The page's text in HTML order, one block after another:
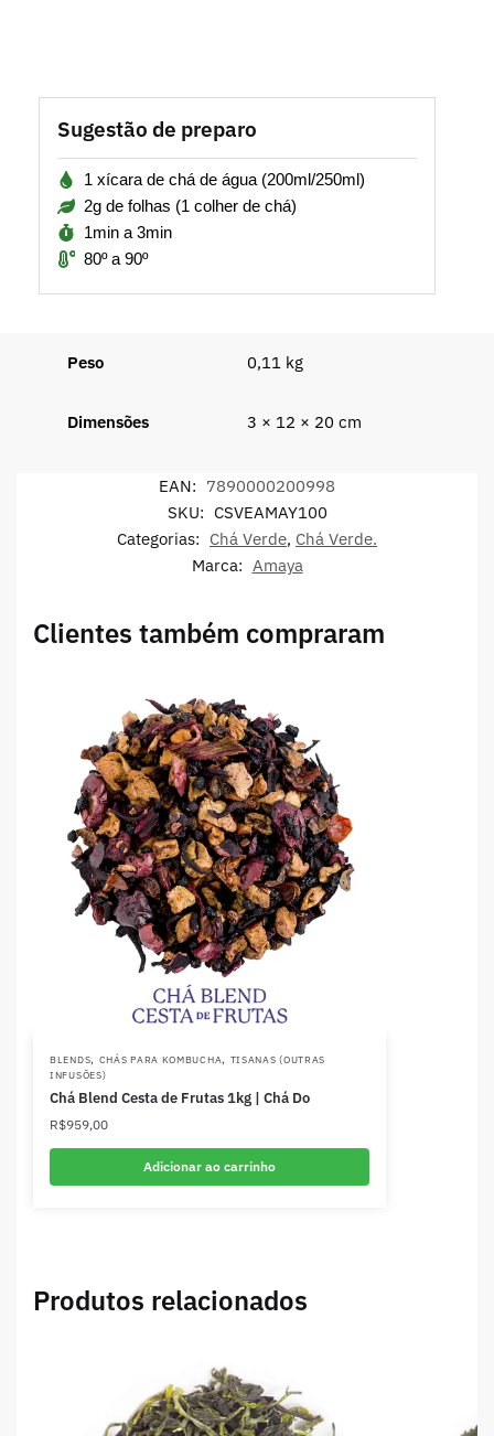
Sugestão de preparo
1 xícara de chá de água (200ml/250ml)
2g de folhas (1 colher de chá)
1min a 3min
80º a 90º
Peso 0,11 kg
Dimensões 3 × 12 × 20 cm
EAN: 7890000200998
SKU: CSVEAMAY100
Categorias: Chá Verde, Chá Verde.
Marca: Amaya
Clientes também compraram
BLENDS, CHÁS PARA KOMBUCHA, TISANAS (OUTRAS
INFUSÕES)
Chá Blend Cesta de Frutas 1kg | Chá Do
R$959,00
Adicionar ao carrinho
Produtos relacionados